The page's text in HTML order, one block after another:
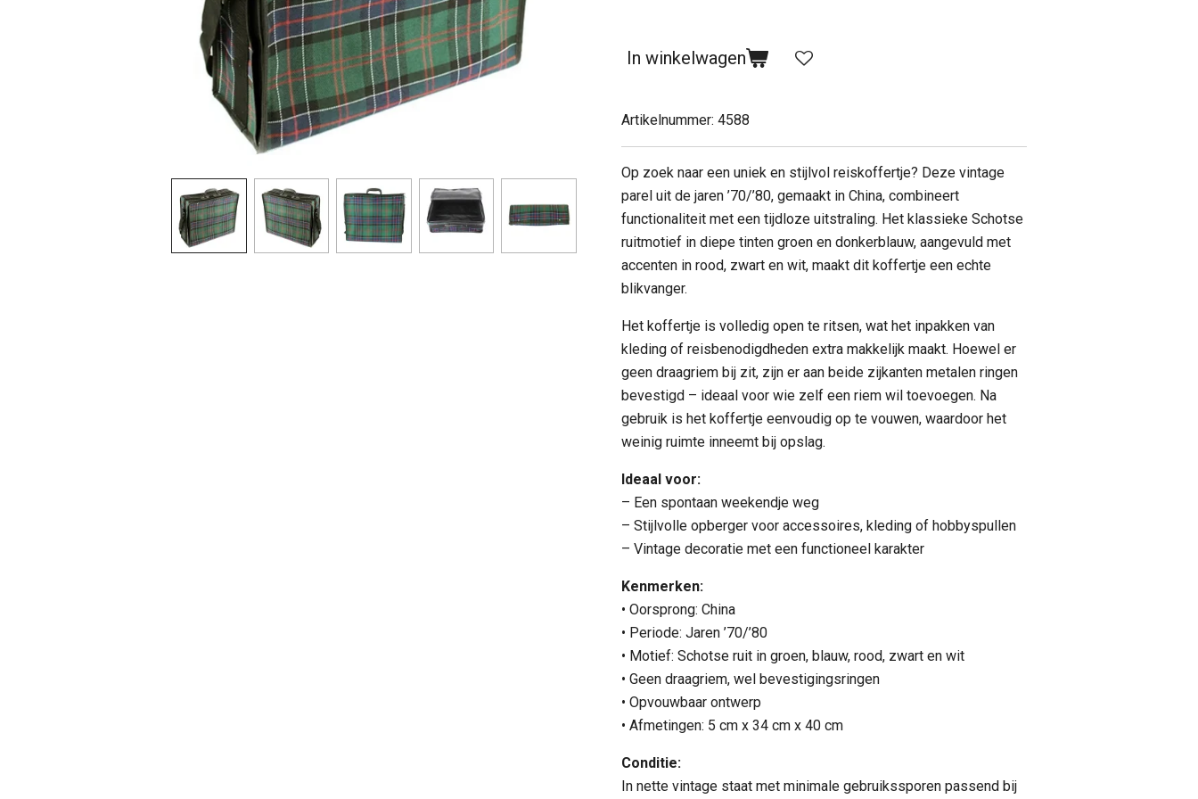
In winkelwagen
Artikelnummer: 4588
Op zoek naar een uniek en stijlvol reiskoffertje? Deze vintage
parel uit de jaren ’70/’80, gemaakt in China, combineert
functionaliteit met een tijdloze uitstraling. Het klassieke Schotse
ruitmotief in diepe tinten groen en donkerblauw, aangevuld met
accenten in rood, zwart en wit, maakt dit koffertje een echte
blikvanger.
Het koffertje is volledig open te ritsen, wat het inpakken van
kleding of reisbenodigdheden extra makkelijk maakt. Hoewel er
geen draagriem bij zit, zijn er aan beide zijkanten metalen ringen
bevestigd – ideaal voor wie zelf een riem wil toevoegen. Na
gebruik is het koffertje eenvoudig op te vouwen, waardoor het
weinig ruimte inneemt bij opslag.
Ideaal voor:
– Een spontaan weekendje weg
– Stijlvolle opberger voor accessoires, kleding of hobbyspullen
– Vintage decoratie met een functioneel karakter
Kenmerken:
• Oorsprong: China
• Periode: Jaren ’70/’80
• Motief: Schotse ruit in groen, blauw, rood, zwart en wit
• Geen draagriem, wel bevestigingsringen
• Opvouwbaar ontwerp
• Afmetingen: 5 cm x 34 cm x 40 cm
Conditie:
In nette vintage staat met minimale gebruikssporen passend bij